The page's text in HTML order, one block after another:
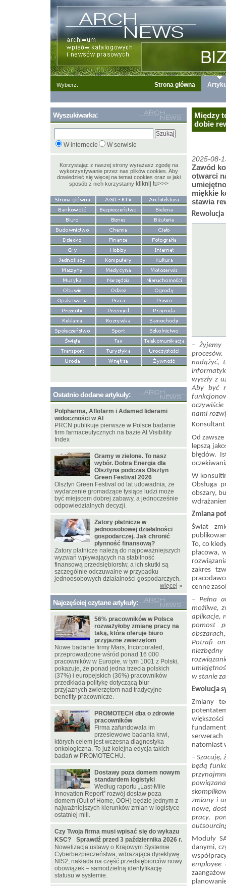
Wybierz: Strona główna
Między
dobie
2025-08-
Zawód
otwarci
miękkie
stawia
Rewolucja
– Żyjemy
nadążyć,
wyszły z
Aby być
nami
Konsultant
Od
lepszą
błędów.
W
Obsługa
obszary,
Zmiana
Świat
To, co
płacowa,
zakres
cenne
– Pełna
możliwe,
aplikacje,
pomost
Potrafi
w stanie
Ewolucja
Zmiany
natomiast
– Szacuję,
będą
zmiany i
nowe,
pracy,
Moduły
danymi,
employee
Wyszukiwarka:
W internecie W serwisie
Korzystając z naszej strony wyrażasz zgodę na
wykorzystywanie przez nas plików cookies. Aby
dowiedzieć się więcej na temat cookies oraz w jaki
sposób z nich korzystamy kliknij tu>>>
Ostatnio dodane artykuły:
Polpharma, Aflofarm i Adamed liderami
widoczności w AI
PRCN publikuje pierwsze w Polsce badanie
firm farmaceutycznych na bazie AI Visibility
Index
Gramy w zielone. To nasz
wybór. Dobra Energia dla
Olsztyna podczas Olsztyn
Green Festival 2026
Olsztyn Green Festival od lat udowadnia, że
wydarzenie gromadzące tysiące ludzi może
być miejscem dobrej zabawy, a jednocześnie
odpowiedzialnych decyzji.
Zatory płatnicze w
jednoosobowej działalności
gospodarczej. Jak chronić
płynność finansową?
Zatory płatnicze należą do najpoważniejszych
wyzwań wpływających na stabilność
finansową przedsiębiorstw, a ich skutki są
szczególnie odczuwalne w przypadku
jednoosobowych działalności gospodarczych.
więcej »
Najczęściej czytane artykuły:
56% pracowników w Polsce
rozważyłoby zmianę pracy na
taką, która oferuje biuro
przyjazne zwierzętom
Nowe badanie firmy Mars, Incorporated,
przeprowadzone wśród ponad 16 000
pracowników w Europie, w tym 1001 z Polski,
pokazuje, że ponad jedna trzecia polskich
(37%) i europejskich (36%) pracowników
przedkłada politykę dotyczącą biur
przyjaznych zwierzętom nad tradycyjne
benefity pracownicze.
PROMOTECH dba o zdrowie
pracowników
Firma zafundowała im
przesiewowe badania krwi,
których celem jest wczesna diagnostyka
onkologiczna. To już kolejna edycja takich
badań w PROMOTECHU.
Dostawy poza domem nowym
standardem logistyki
Według raportu „Last-Mile
Innovation Report” rozwój dostaw poza
domem (Out of Home, OOH) będzie jednym z
najważniejszych kierunków zmian w logistyce
ostatniej mili.
Czy Twoja firma musi wpisać się do wykazu
KSC? Sprawdź przed 3 października 2026 r.
Nowelizacja ustawy o Krajowym Systemie
Cyberbezpieczeństwa, wdrażająca dyrektywę
NIS2, nakłada na część przedsiębiorców nowy
obowiązek – samodzielną identyfikację
statusu w systemie.